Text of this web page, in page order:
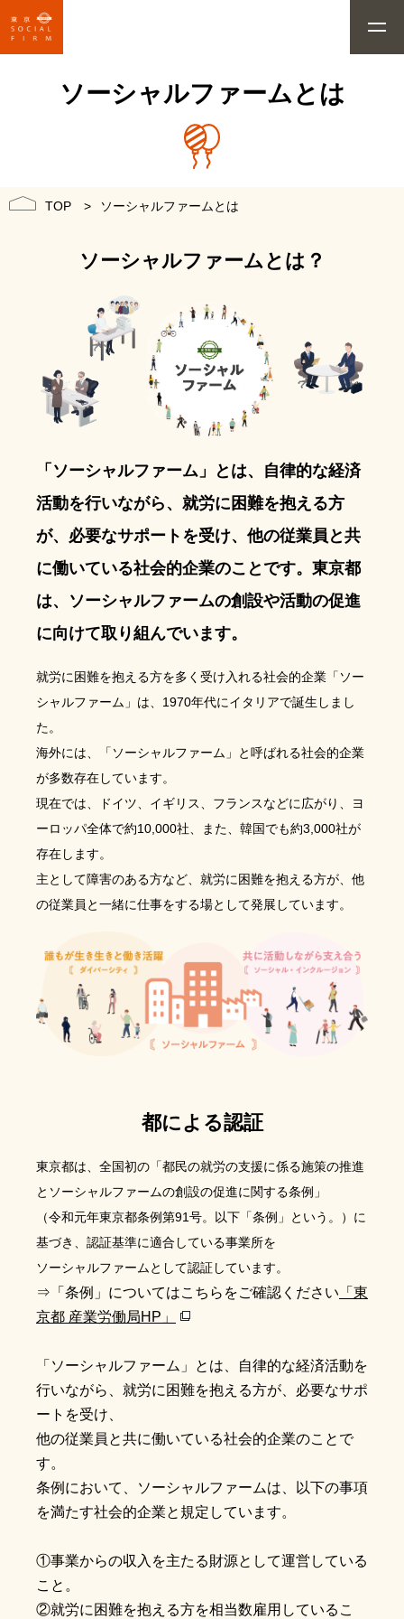
ソーシャルファームとは
TOP ソーシャルファームとは
ソーシャルファームとは？
「ソーシャルファーム」とは、自律的な経済
活動を行いながら、就労に困難を抱える方
が、必要なサポートを受け、他の従業員と共
に働いている社会的企業のことです。東京都
は、ソーシャルファームの創設や活動の促進
に向けて取り組んでいます。
就労に困難を抱える方を多く受け入れる社会的企業「ソー
シャルファーム」は、1970年代にイタリアで誕生しまし
た。
海外には、「ソーシャルファーム」と呼ばれる社会的企業
が多数存在しています。
現在では、ドイツ、イギリス、フランスなどに広がり、ヨ
ーロッパ全体で約10,000社、また、韓国でも約3,000社が
存在します。
主として障害のある方など、就労に困難を抱える方が、他
の従業員と一緒に仕事をする場として発展しています。
都による認証
東京都は、全国初の「都民の就労の支援に係る施策の推進
とソーシャルファームの創設の促進に関する条例」
（令和元年東京都条例第91号。以下「条例」という。）に
基づき、認証基準に適合している事業所を
ソーシャルファームとして認証しています。
⇒「条例」についてはこちらをご確認ください 「東
京都 産業労働局HP」
「ソーシャルファーム」とは、自律的な経済活動を
行いながら、就労に困難を抱える方が、必要なサポ
ートを受け、
他の従業員と共に働いている社会的企業のことで
す。
条例において、ソーシャルファームは、以下の事項
を満たす社会的企業と規定しています。
①事業からの収入を主たる財源として運営している
こと。
②就労に困難を抱える方を相当数雇用しているこ